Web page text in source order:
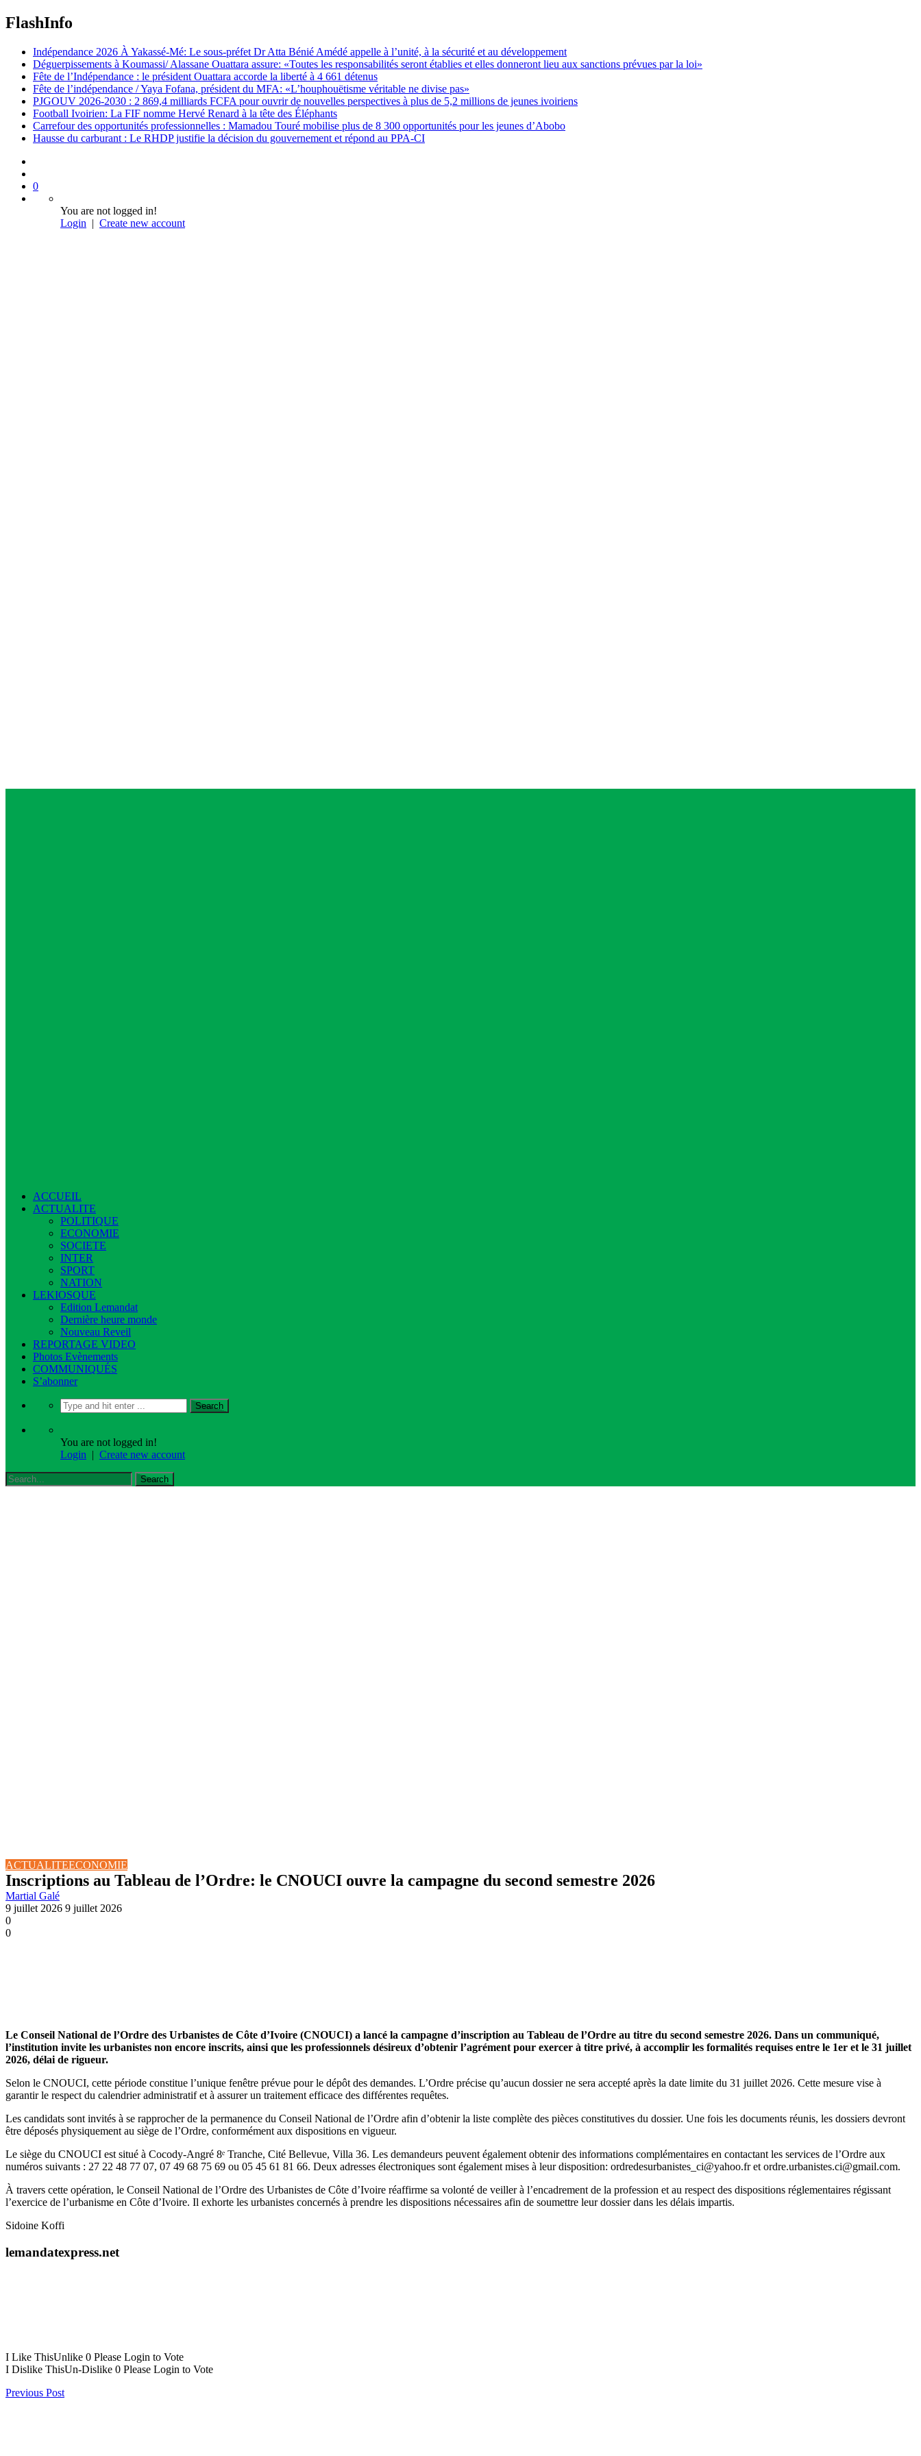
FlashInfo
Indépendance 2026 À Yakassé-Mé: Le sous-préfet Dr Atta Bénié Amédé appelle à l’unité, à la sécurité et au développement
Déguerpissements à Koumassi/ Alassane Ouattara assure: «Toutes les responsabilités seront établies et elles donneront lieu aux sanctions prévues par la loi»
Fête de l’Indépendance : le président Ouattara accorde la liberté à 4 661 détenus
Fête de l’indépendance / Yaya Fofana, président du MFA: «L’houphouëtisme véritable ne divise pas»
PJGOUV 2026-2030 : 2 869,4 milliards FCFA pour ouvrir de nouvelles perspectives à plus de 5,2 millions de jeunes ivoiriens
Football Ivoirien: La FIF nomme Hervé Renard à la tête des Éléphants
Carrefour des opportunités professionnelles : Mamadou Touré mobilise plus de 8 300 opportunités pour les jeunes d’Abobo
Hausse du carburant : Le RHDP justifie la décision du gouvernement et répond au PPA-CI
0
You are not logged in!
Login | Create new account
ACCUEIL
ACTUALITE
POLITIQUE
ECONOMIE
SOCIETE
INTER
SPORT
NATION
LEKIOSQUE
Edition Lemandat
Dernière heure monde
Nouveau Reveil
REPORTAGE VIDEO
Photos Evènements
COMMUNIQUÉS
S’abonner
You are not logged in!
Login | Create new account
ACTUALITEECONOMIE
Inscriptions au Tableau de l’Ordre: le CNOUCI ouvre la campagne du second semestre 2026
Martial Galé
9 juillet 2026 9 juillet 2026
0
0
Le Conseil National de l’Ordre des Urbanistes de Côte d’Ivoire (CNOUCI) a lancé la campagne d’inscription au Tableau de l’Ordre au titre du second semestre 2026. Dans un communiqué,
l’institution invite les urbanistes non encore inscrits, ainsi que les professionnels désireux d’obtenir l’agrément pour exercer à titre privé, à accomplir les formalités requises entre le 1er et le 31 juillet
2026, délai de rigueur.
Selon le CNOUCI, cette période constitue l’unique fenêtre prévue pour le dépôt des demandes. L’Ordre précise qu’aucun dossier ne sera accepté après la date limite du 31 juillet 2026. Cette mesure vise à
garantir le respect du calendrier administratif et à assurer un traitement efficace des différentes requêtes.
Les candidats sont invités à se rapprocher de la permanence du Conseil National de l’Ordre afin d’obtenir la liste complète des pièces constitutives du dossier. Une fois les documents réunis, les dossiers devront
être déposés physiquement au siège de l’Ordre, conformément aux dispositions en vigueur.
Le siège du CNOUCI est situé à Cocody-Angré 8ᵉ Tranche, Cité Bellevue, Villa 36. Les demandeurs peuvent également obtenir des informations complémentaires en contactant les services de l’Ordre aux
numéros suivants : 27 22 48 77 07, 07 49 68 75 69 ou 05 45 61 81 66. Deux adresses électroniques sont également mises à leur disposition: ordredesurbanistes_ci@yahoo.fr et ordre.urbanistes.ci@gmail.com.
À travers cette opération, le Conseil National de l’Ordre des Urbanistes de Côte d’Ivoire réaffirme sa volonté de veiller à l’encadrement de la profession et au respect des dispositions réglementaires régissant
l’exercice de l’urbanisme en Côte d’Ivoire. Il exhorte les urbanistes concernés à prendre les dispositions nécessaires afin de soumettre leur dossier dans les délais impartis.
Sidoine Koffi
lemandatexpress.net
I Like ThisUnlike 0 Please Login to Vote
I Dislike ThisUn-Dislike 0 Please Login to Vote
Previous Post